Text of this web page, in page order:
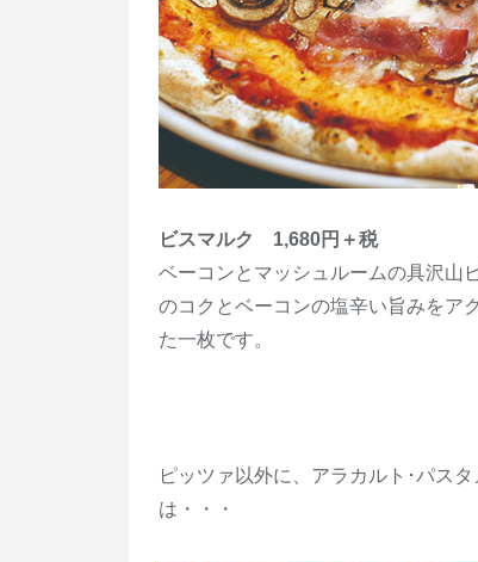
ビスマルク 1,680円＋税
ベーコンとマッシュルームの具沢山
のコクとベーコンの塩辛い旨みをア
た一枚です。
ピッツァ以外に、アラカルト･パス
は・・・